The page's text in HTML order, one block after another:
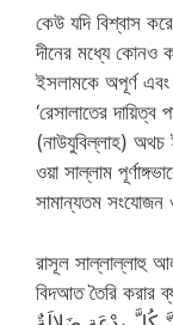
কেউ যদি বিশ্বাস
দীনের মধ্যে কোনও
ইসলামকে অপূর্ণ
‘রেসালাতের
(নাউযুবিল্লাহ) অথচ
ওয়া সাল্লাম
সামান্যতম
রাসূল সাল্লাল্লাহু
বিদআত তৈরি করার